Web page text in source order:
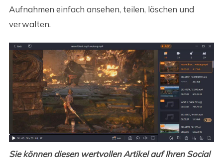
Aufnahmen einfach ansehen, teilen, löschen und
verwalten.
Sie können diesen wertvollen Artikel auf Ihren Social